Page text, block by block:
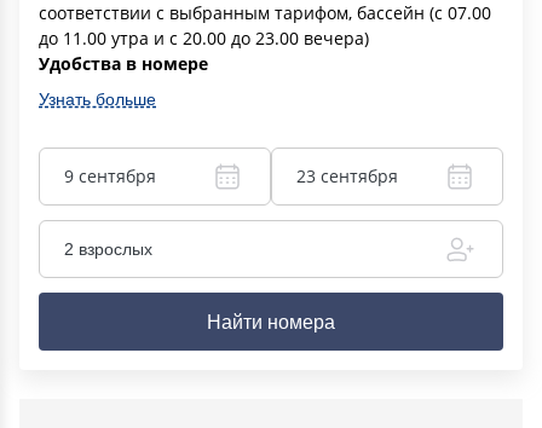
соответствии с выбранным тарифом, бассейн (с 07.00
до 11.00 утра и с 20.00 до 23.00 вечера)
Удобства в номере
Узнать больше
9 сентября 23 сентября
2 взрослых
Найти номера